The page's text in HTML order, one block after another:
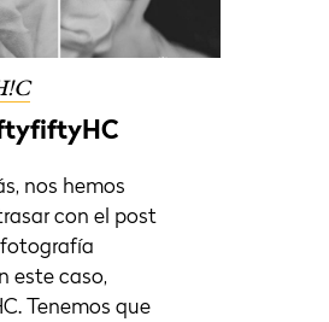
nos hemos
con el post
este caso,
Tenemos que